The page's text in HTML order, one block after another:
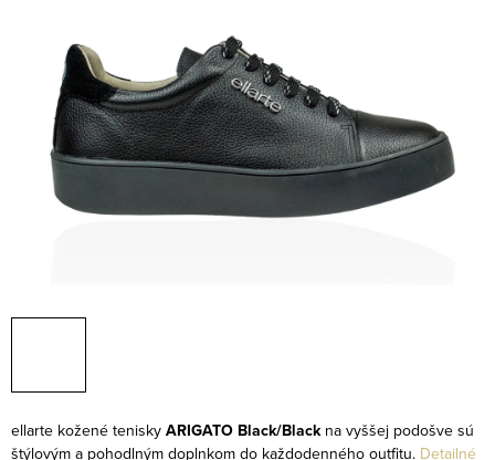
ellarte kožené tenisky ARIGATO Black/Blackna vyššej podošve sú
štýlovým a pohodlným doplnkom do každodenného outfitu. Detailné